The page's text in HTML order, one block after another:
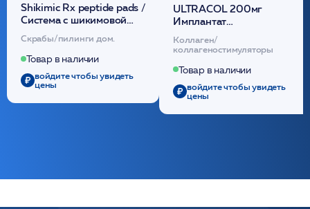
Shikimic Rx peptide pads /
Cистема с шикимовой
кислотой обновляющая
(30шт) /HP
Скрабы/пилинги дом.
Товар в наличии
войдите чтобы увидеть
цены
ULTRACOL 200мг
Имплантат
внутридермальный,
стерильный на основе
полидиоксанона
/ULTRACOL
Коллаген/
коллагеностимуляторы
Товар в наличии
войдите чтобы увидеть
цены